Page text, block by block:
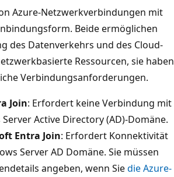
Azure-Netzwerkverbindungen mit
Beide ermöglichen
des Datenverkehrs und des Cloud-
Ressourcen, sie haben
Verbindungsanforderungen.
Join: Erfordert keine Verbindung mit
Active Directory (AD)-Domäne.
Entra Join: Erfordert Konnektivität
Server AD Domäne. Sie müssen
angeben, wenn Siedie Azure-